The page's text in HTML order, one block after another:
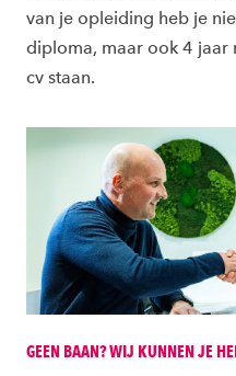
van je opleiding heb je
diploma, maar ook 4 jaar
cv staan.
GEEN BAAN? WIJ KUNNEN JE